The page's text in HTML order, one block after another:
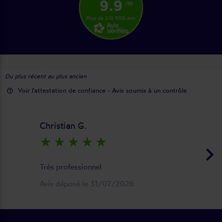
9.9 /10
Plus de 210 000 avis
Du plus récent au plus ancien
help_outline Voir l'attestation de confiance - Avis soumis à un contrôle
keyboard_arrow_right
Christian G.
star_rate star_rate star_rate star_rate star_rate
Très professionnel
Avis déposé le 31/07/2026